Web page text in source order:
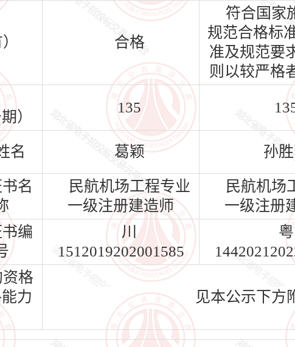
合格
符合国家
规范合格标
准及规范要
则以较严格
）
135
名 葛颖 孙
名
民航机场工程专业
一级注册建造师
民航机场
一级注册
编
川
1512019202001585
粤
格
力
见本公示下方